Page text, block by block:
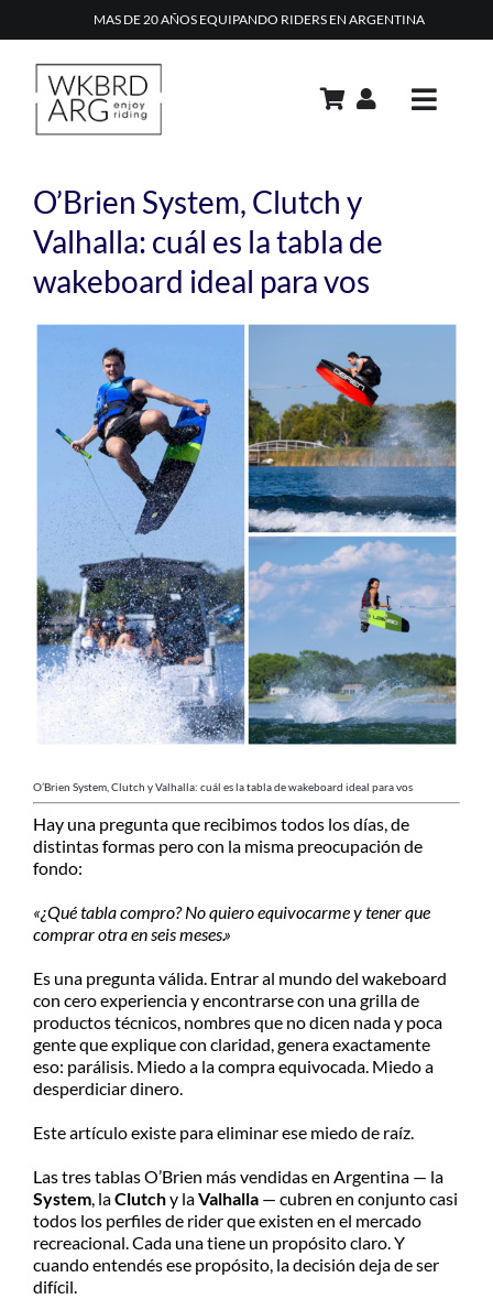
MAS DE 20 AÑOS EQUIPANDO RIDERS EN ARGENTINA
Toggle
ACADEMIA
REPAIR SHOP
CONTACTO
TIPS & TRICKS
CARRITO
MI CUENTA
SEARCH
O’Brien System, Clutch y
Valhalla: cuál es la tabla de
wakeboard ideal para vos
View
O’Brien System, Clutch y Valhalla: cuál es la tabla de wakeboard ideal para vos
Hay una pregunta que recibimos todos los días, de
distintas formas pero con la misma preocupación de
fondo:
«¿Qué tabla compro? No quiero equivocarme y tener que
comprar otra en seis meses.»
Es una pregunta válida. Entrar al mundo del wakeboard
con cero experiencia y encontrarse con una grilla de
productos técnicos, nombres que no dicen nada y poca
gente que explique con claridad, genera exactamente
eso: parálisis. Miedo a la compra equivocada. Miedo a
desperdiciar dinero.
Este artículo existe para eliminar ese miedo de raíz.
Las tres tablas O’Brien más vendidas en Argentina — la
System, laClutchy laValhalla — cubren en conjunto casi
todos los perfiles de rider que existen en el mercado
recreacional. Cada una tiene un propósito claro. Y
cuando entendés ese propósito, la decisión deja de ser
difícil.